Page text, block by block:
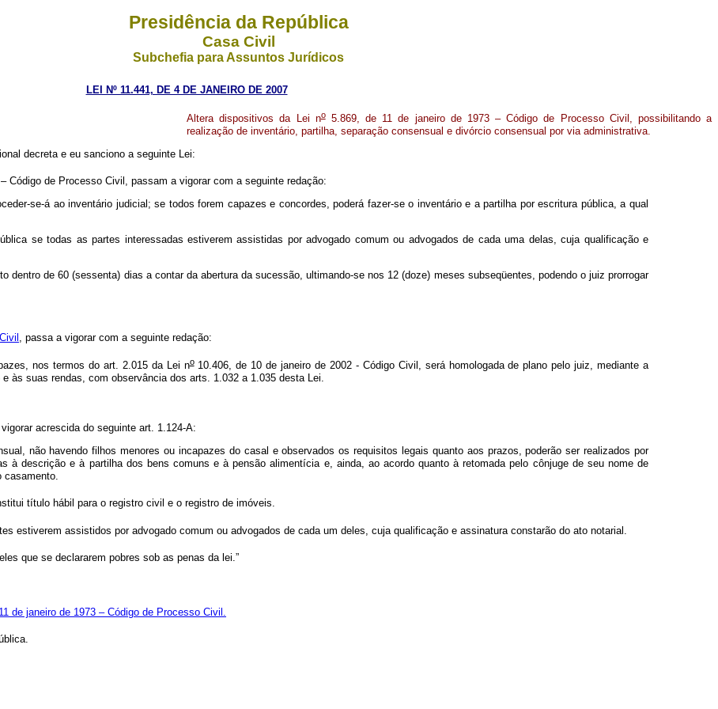
Presidência da República
Casa Civil
Subchefia para Assuntos Jurídicos
LEI Nº 11.441, DE 4 DE JANEIRO DE 2007
Altera dispositivos da Lei no5.869, de 11 de janeiro de 1973 – Código de Processo Civil, possibilitando a
realização de inventário, partilha, separação consensual e divórcio consensual por via administrativa.
decreta e eu sanciono a seguinte Lei:
Código de Processo Civil, passam a vigorar com a seguinte redação:
se-á ao inventário judicial; se todos forem capazes e concordes, poderá fazer-se o inventário e a partilha por escritura pública, a qual
se todas as partes interessadas estiverem assistidas por advogado comum ou advogados de cada uma delas, cuja qualificação e
dentro de 60 (sessenta) dias a contar da abertura da sucessão, ultimando-se nos 12 (doze) meses subseqüentes, podendo o juiz prorrogar
, passa a vigorar com a seguinte redação:
nos termos do art. 2.015 da Lei no10.406, de 10 de janeiro de 2002 - Código Civil, será homologada de plano pelo juiz, mediante a
às suas rendas, com observância dos arts. 1.032 a 1.035 desta Lei.
acrescida do seguinte art. 1.124-A:
não havendo filhos menores ou incapazes do casal e observados os requisitos legais quanto aos prazos, poderão ser realizados por
à descrição e à partilha dos bens comuns e à pensão alimentícia e, ainda, ao acordo quanto à retomada pelo cônjuge de seu nome de
casamento.
título hábil para o registro civil e o registro de imóveis.
estiverem assistidos por advogado comum ou advogados de cada um deles, cuja qualificação e assinatura constarão do ato notarial.
que se declararem pobres sob as penas da lei.”
de janeiro de 1973 – Código de Processo Civil.